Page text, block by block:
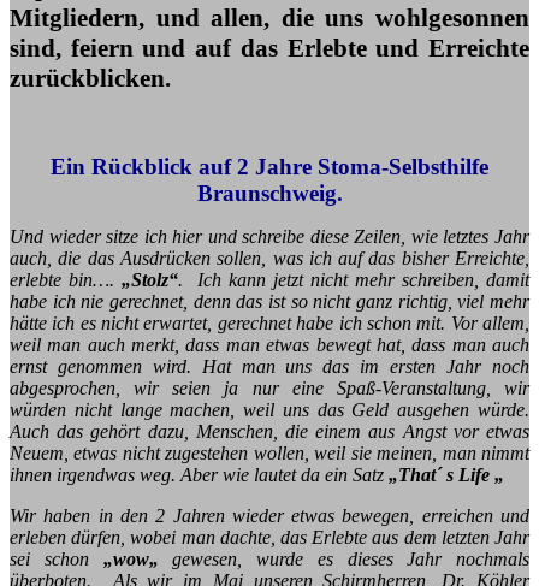
Mitgliedern, und allen, die uns wohlgesonnen
sind, feiern und auf das Erlebte und Erreichte
zurückblicken.
Ein Rückblick auf 2 Jahre Stoma-Selbsthilfe
Braunschweig.
Und wieder sitze ich hier und schreibe diese Zeilen, wie letztes Jahr
auch, die das Ausdrücken sollen, was ich auf das bisher Erreichte,
erlebte bin…. „Stolz“. Ich kann jetzt nicht mehr schreiben, damit
habe ich nie gerechnet, denn das ist so nicht ganz richtig, viel mehr
hätte ich es nicht erwartet, gerechnet habe ich schon mit. Vor allem,
weil man auch merkt, dass man etwas bewegt hat, dass man auch
ernst genommen wird. Hat man uns das im ersten Jahr noch
abgesprochen, wir seien ja nur eine Spaß-Veranstaltung, wir
würden nicht lange machen, weil uns das Geld ausgehen würde.
Auch das gehört dazu, Menschen, die einem aus Angst vor etwas
Neuem, etwas nicht zugestehen wollen, weil sie meinen, man nimmt
ihnen irgendwas weg. Aber wie lautet da ein Satz „That´ s Life „
Wir haben in den 2 Jahren wieder etwas bewegen, erreichen und
erleben dürfen, wobei man dachte, das Erlebte aus dem letzten Jahr
sei schon „wow„ gewesen, wurde es dieses Jahr nochmals
überboten. Als wir im Mai unseren Schirmherren, Dr. Köhler